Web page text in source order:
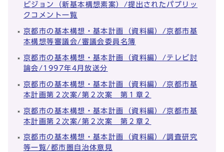
ビジョン（新基本構想素案）/提出されたパブリッ
クコメント一覧
京都市の基本構想・基本計画（資料編）/京都市基
本構想等審議会/審議会委員名簿
京都市の基本構想・基本計画（資料編）/テレビ討
論会/1997年4月放送分
京都市の基本構想・基本計画（資料編）/京都市基
本計画第２次案/第２次案 第１章２
京都市の基本構想・基本計画（資料編）/京都市基
本計画第２次案/第２次案 第２章２
京都市の基本構想・基本計画（資料編）/調査研究
等一覧/都市圏自治体意見